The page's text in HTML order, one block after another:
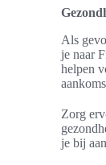
Als
je naar
helpen
Zorg
je bij